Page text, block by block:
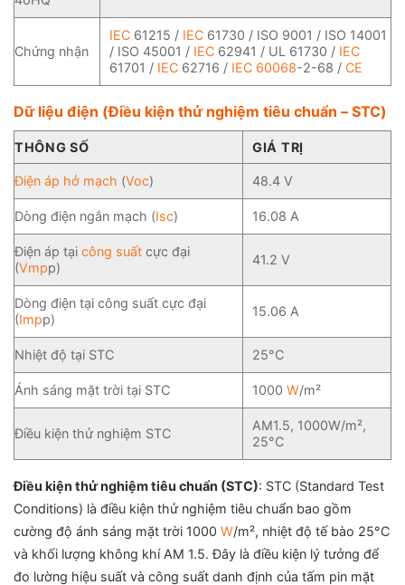
Chứng nhận
IEC 61215 / IEC 61730 / ISO 9001 / ISO 14001
/ ISO 45001 / IEC 62941 / UL 61730 / IEC
61701 / IEC 62716 / IEC 60068-2-68 / CE
Dữ liệu điện (Điều kiện thử nghiệm tiêu chuẩn – STC)
THÔNG SỐ GIÁ TRỊ
Điện áp hở mạch (Voc) 48.4 V
Dòng điện ngắn mạch (Isc) 16.08 A
Điện áp tại công suất cực đại
(Vmpp)
41.2 V
Dòng điện tại công suất cực đại
(Impp)
15.06 A
Nhiệt độ tại STC 25°C
Ánh sáng mặt trời tại STC 1000 W/m²
Điều kiện thử nghiệm STC
AM1.5, 1000W/m²,
25°C
Điều kiện thử nghiệm tiêu chuẩn (STC): STC (Standard Test
Conditions) là điều kiện thử nghiệm tiêu chuẩn bao gồm
cường độ ánh sáng mặt trời 1000 W/m², nhiệt độ tế bào 25°C
và khối lượng không khí AM 1.5. Đây là điều kiện lý tưởng để
đo lường hiệu suất và công suất danh định của tấm pin mặt